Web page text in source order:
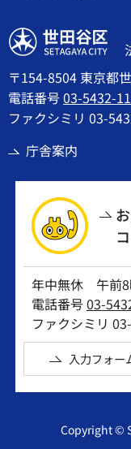
世田谷区
〒154-8504 東京都
電話番号03-5432-
ファクシミリ 03-
庁舎案内
年中無休 午前8
電話番号03-
ファクシミリ
入力フォー
Copyright ©